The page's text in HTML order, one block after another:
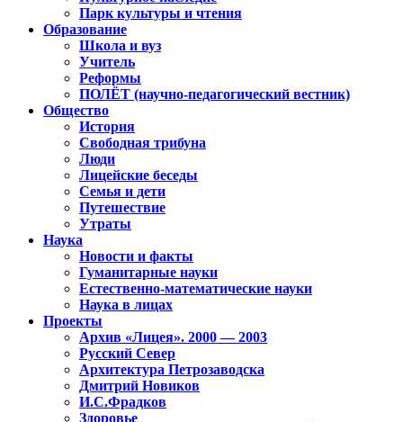
Парк культуры и чтения
Образование
Школа и вуз
Учитель
Реформы
ПОЛЁТ (научно-педагогический вестник)
Общество
История
Свободная трибуна
Люди
Лицейские беседы
Семья и дети
Путешествие
Утраты
Наука
Новости и факты
Гуманитарные науки
Естественно-математические науки
Наука в лицах
Проекты
Архив «Лицея». 2000 — 2003
Русский Север
Архитектура Петрозаводска
Дмитрий Новиков
И.С.Фрадков
Здоровье